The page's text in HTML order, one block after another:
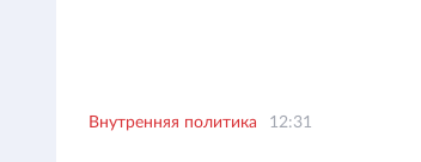
Внутренняя политика 12:31